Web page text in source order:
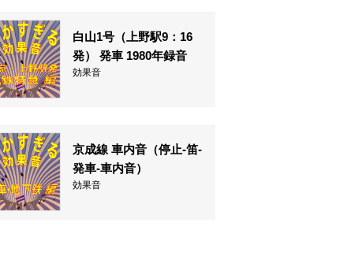
白山1号（上野駅9：16
発） 発車 1980年録音
効果音
京成線 車内音（停止-笛-
発車-車内音）
効果音